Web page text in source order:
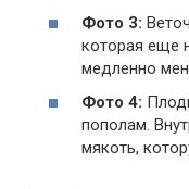
Фото 3:
которая еще
медленно
Фото 4:
пополам.
мякоть,